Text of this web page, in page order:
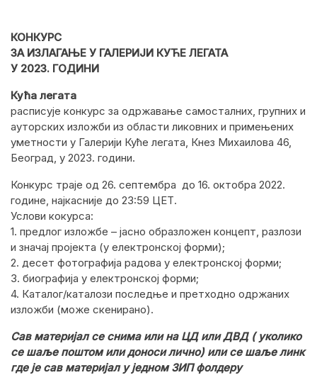
КОНКУРС
ЗА ИЗЛАГАЊЕ У ГАЛЕРИЈИ КУЋЕ ЛЕГАТА
У 2023. ГОДИНИ
Кућа легата
расписује конкурс за одржавање самосталних, групних и
ауторских изложби из области ликовних и примењених
уметности у Галерији Куће легата, Кнез Михаилова 46,
Београд, у 2023. години.
Конкурс траје од 26. септембра до 16. октобра 2022.
године, најкасније до 23:59 ЦЕТ.
Услови кокурса:
1. предлог изложбе – јасно образложен концепт, разлози
и значај пројекта (у електронској форми);
2. десет фотографија радова у електронској форми;
3. биографија у електронској форми;
4. Каталог/каталози последње и претходно одржаних
изложби (може скенирано).
Сав материјал се снима или на ЦД или ДВД ( уколико
се шаље поштом или доноси лично) или се шаље линк
где је сав материјал у једном ЗИП фолдеру